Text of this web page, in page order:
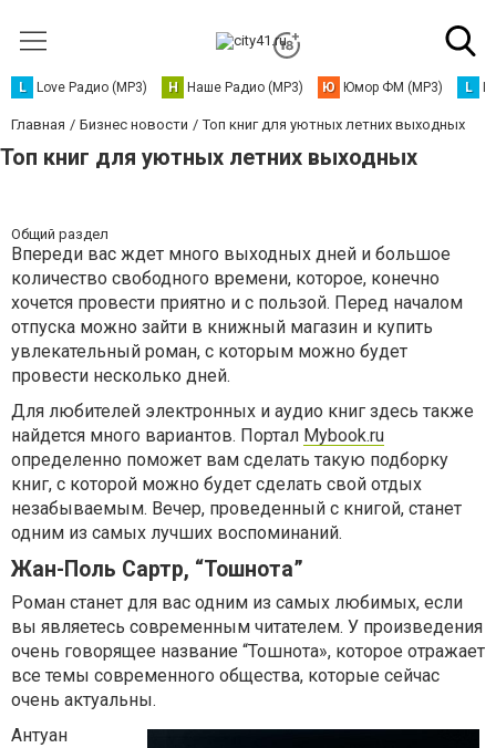
L Love Радио (MP3) Н Наше Радио (MP3) Ю Юмор ФМ (MP3) L
Главная Бизнес новости Топ книг для уютных летних выходных
Топ книг для уютных летних выходных
Общий раздел
Впереди вас ждет много выходных дней и большое
количество свободного времени, которое, конечно
хочется провести приятно и с пользой. Перед началом
отпуска можно зайти в книжный магазин и купить
увлекательный роман, с которым можно будет
провести несколько дней.
Для любителей электронных и аудио книг здесь также
найдется много вариантов. Портал Mybook.ru
определенно поможет вам сделать такую подборку
книг, с которой можно будет сделать свой отдых
незабываемым. Вечер, проведенный с книгой, станет
одним из самых лучших воспоминаний.
Жан-Поль Сартр, “Тошнота”
Роман станет для вас одним из самых любимых, если
вы являетесь современным читателем. У произведения
очень говорящее название “Тошнота», которое отражает
все темы современного общества, которые сейчас
очень актуальны.
Антуан